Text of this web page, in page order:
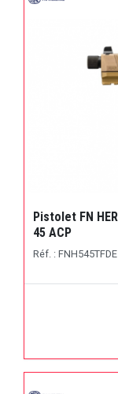
Pistolet FN
45 ACP
Réf. : FNH545TFDE